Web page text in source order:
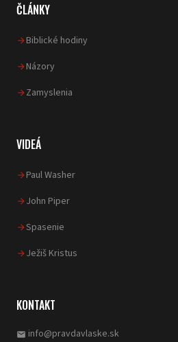
ČLÁNKY
Biblické hodiny
Názory
Zamyslenia
VIDEÁ
Paul Washer
John Piper
Spasenie
Ježiš Kristus
KONTAKT
email info@pravdavlaske.sk